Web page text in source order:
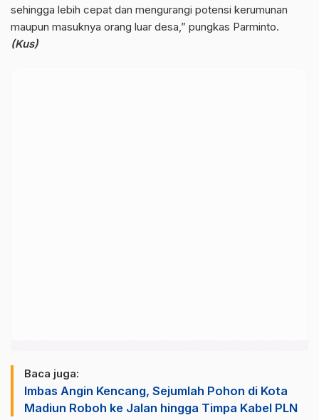
sehingga lebih cepat dan mengurangi potensi kerumunan
maupun masuknya orang luar desa,” pungkas Parminto.
(Kus)
Baca juga:
Imbas Angin Kencang, Sejumlah Pohon di Kota
Madiun Roboh ke Jalan hingga Timpa Kabel PLN